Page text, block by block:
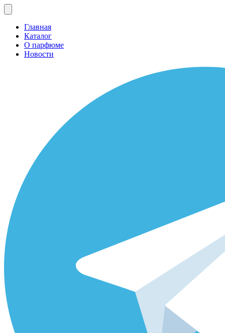
Главная
Каталог
О парфюме
Новости